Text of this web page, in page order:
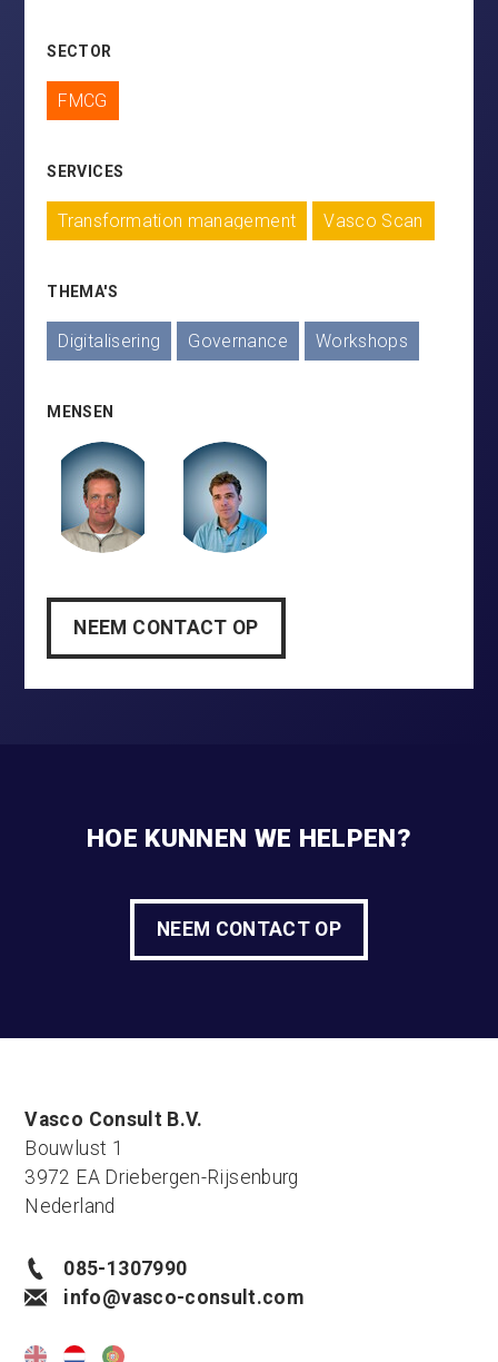
SECTOR
FMCG
SERVICES
Transformation management Vasco Scan
THEMA'S
Digitalisering Governance Workshops
MENSEN
NEEM CONTACT OP
HOE KUNNEN WE HELPEN?
NEEM CONTACT OP
Vasco Consult B.V.
Bouwlust 1
3972 EA Driebergen-Rijsenburg
Nederland
085-1307990
info@vasco-consult.com